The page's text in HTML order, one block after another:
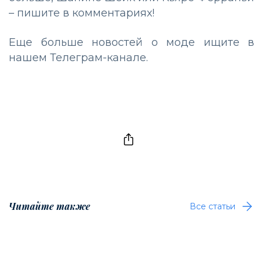
– пишите в комментариях!
Еще больше новостей о моде ищите в
нашем Телеграм-канале.
Читайте также Все статьи